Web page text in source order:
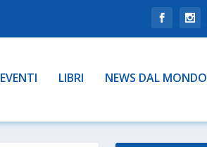
EVENTI LIBRI NEWS DAL MONDO